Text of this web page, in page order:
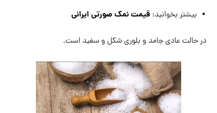
بیشتر بخوانید: قیمت نمک صورتی ایرانی
در حالت عادی جامد و بلوری شکل و سفید است.